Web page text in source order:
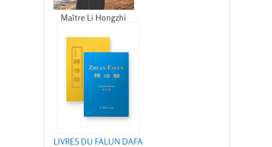
Maître Li Hongzhi
LIVRES DU FALUN DAFA